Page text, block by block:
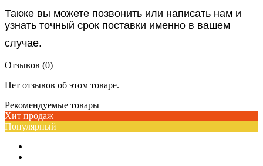
Также вы можете позвонить или написать нам и
узнать точный срок поставки именно в вашем
случае.
Отзывов (0)
Нет отзывов об этом товаре.
Рекомендуемые товары
Хит продаж
Популярный